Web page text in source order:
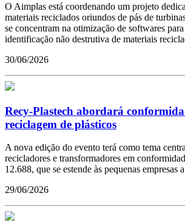
O Aimplas está coordenando um projeto
materiais reciclados oriundos de pás de
se concentram na otimização de softwares
identificação não destrutiva de materiais
30/06/2026
Recy-Plastech abordará
reciclagem de plásticos
A nova edição do evento terá como tema
recicladores e transformadores em
12.688, que se estende às pequenas empresas
29/06/2026